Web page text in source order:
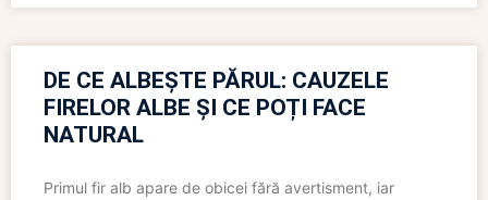
DE CE ALBEȘTE PĂRUL: CAUZELE
FIRELOR ALBE ȘI CE POȚI FACE
NATURAL
Primul fir alb apare de obicei fără avertisment, iar